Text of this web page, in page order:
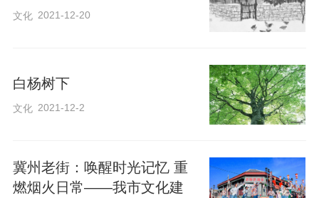
文化 2021-12-20
白杨树下
文化 2021-12-2
冀州老街：唤醒时光记忆 重
燃烟火日常——我市文化建